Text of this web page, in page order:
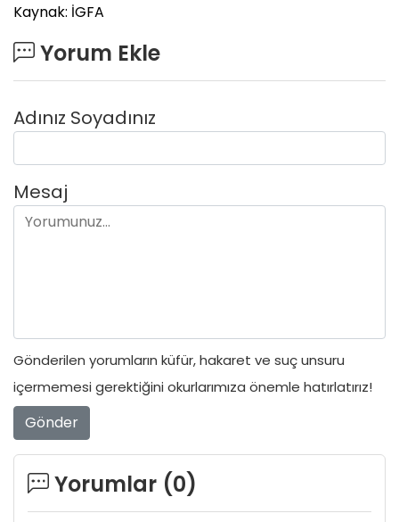
Kaynak: İGFA
Yorum Ekle
Adınız Soyadınız
Mesaj
Gönderilen yorumların küfür, hakaret ve suç unsuru
içermemesi gerektiğini okurlarımıza önemle hatırlatırız!
Gönder
Yorumlar (0)